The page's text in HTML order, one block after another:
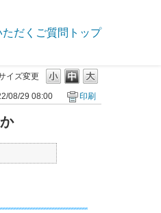
ただくご質問トップ
イズ変更
08/29 08:00 印刷